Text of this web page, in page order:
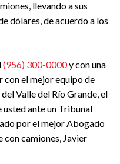
llevando a sus
dólares, de acuerdo a los
(956) 300-0000y con una
el mejor equipo de
Valle del Río Grande, el
usted ante un Tribunal
por el mejor Abogado
con camiones, Javier